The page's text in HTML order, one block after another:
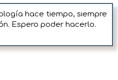
hace tiempo, siempre
Espero poder hacerlo.